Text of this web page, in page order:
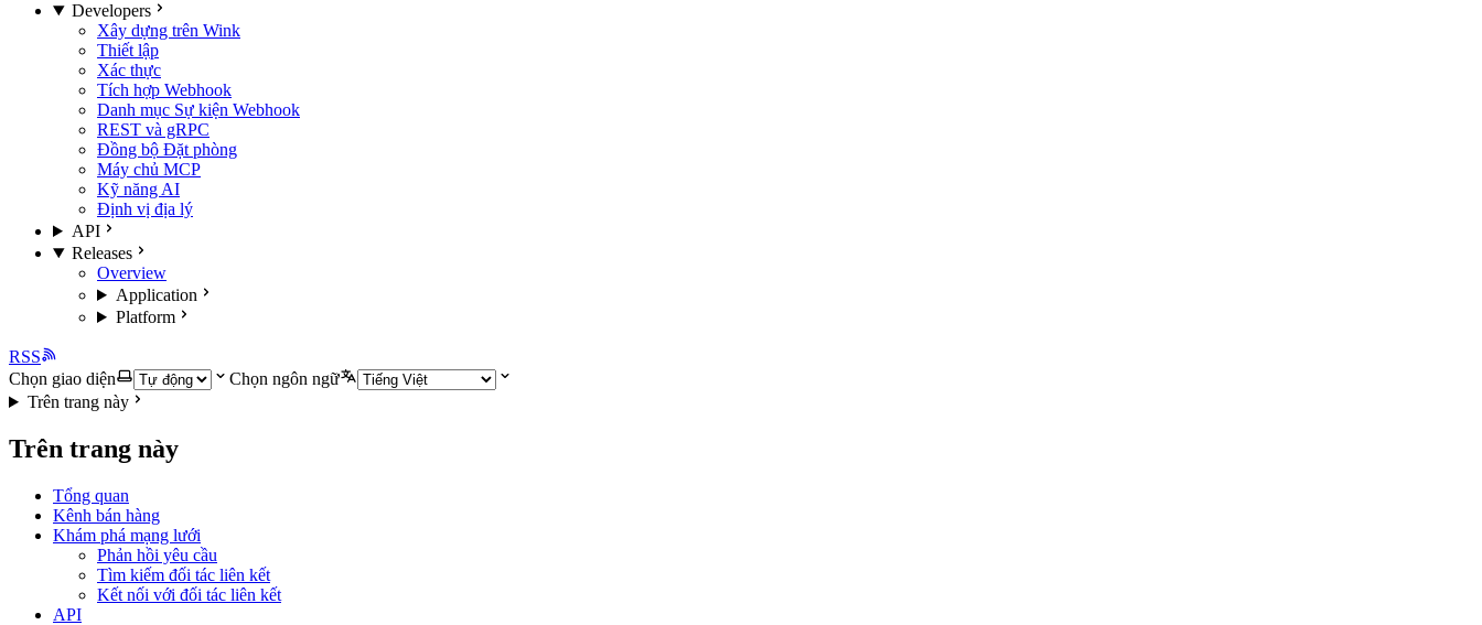
Developers
Xây dựng trên Wink
Thiết lập
Xác thực
Tích hợp Webhook
Danh mục Sự kiện Webhook
REST và gRPC
Đồng bộ Đặt phòng
Máy chủ MCP
Kỹ năng AI
Định vị địa lý
API
Releases
Overview
Application
Platform
RSS
Chọn giao diện
Chọn ngôn ngữ
Trên trang này
Trên trang này
Tổng quan
Kênh bán hàng
Khám phá mạng lưới
Phản hồi yêu cầu
Tìm kiếm đối tác liên kết
Kết nối với đối tác liên kết
API